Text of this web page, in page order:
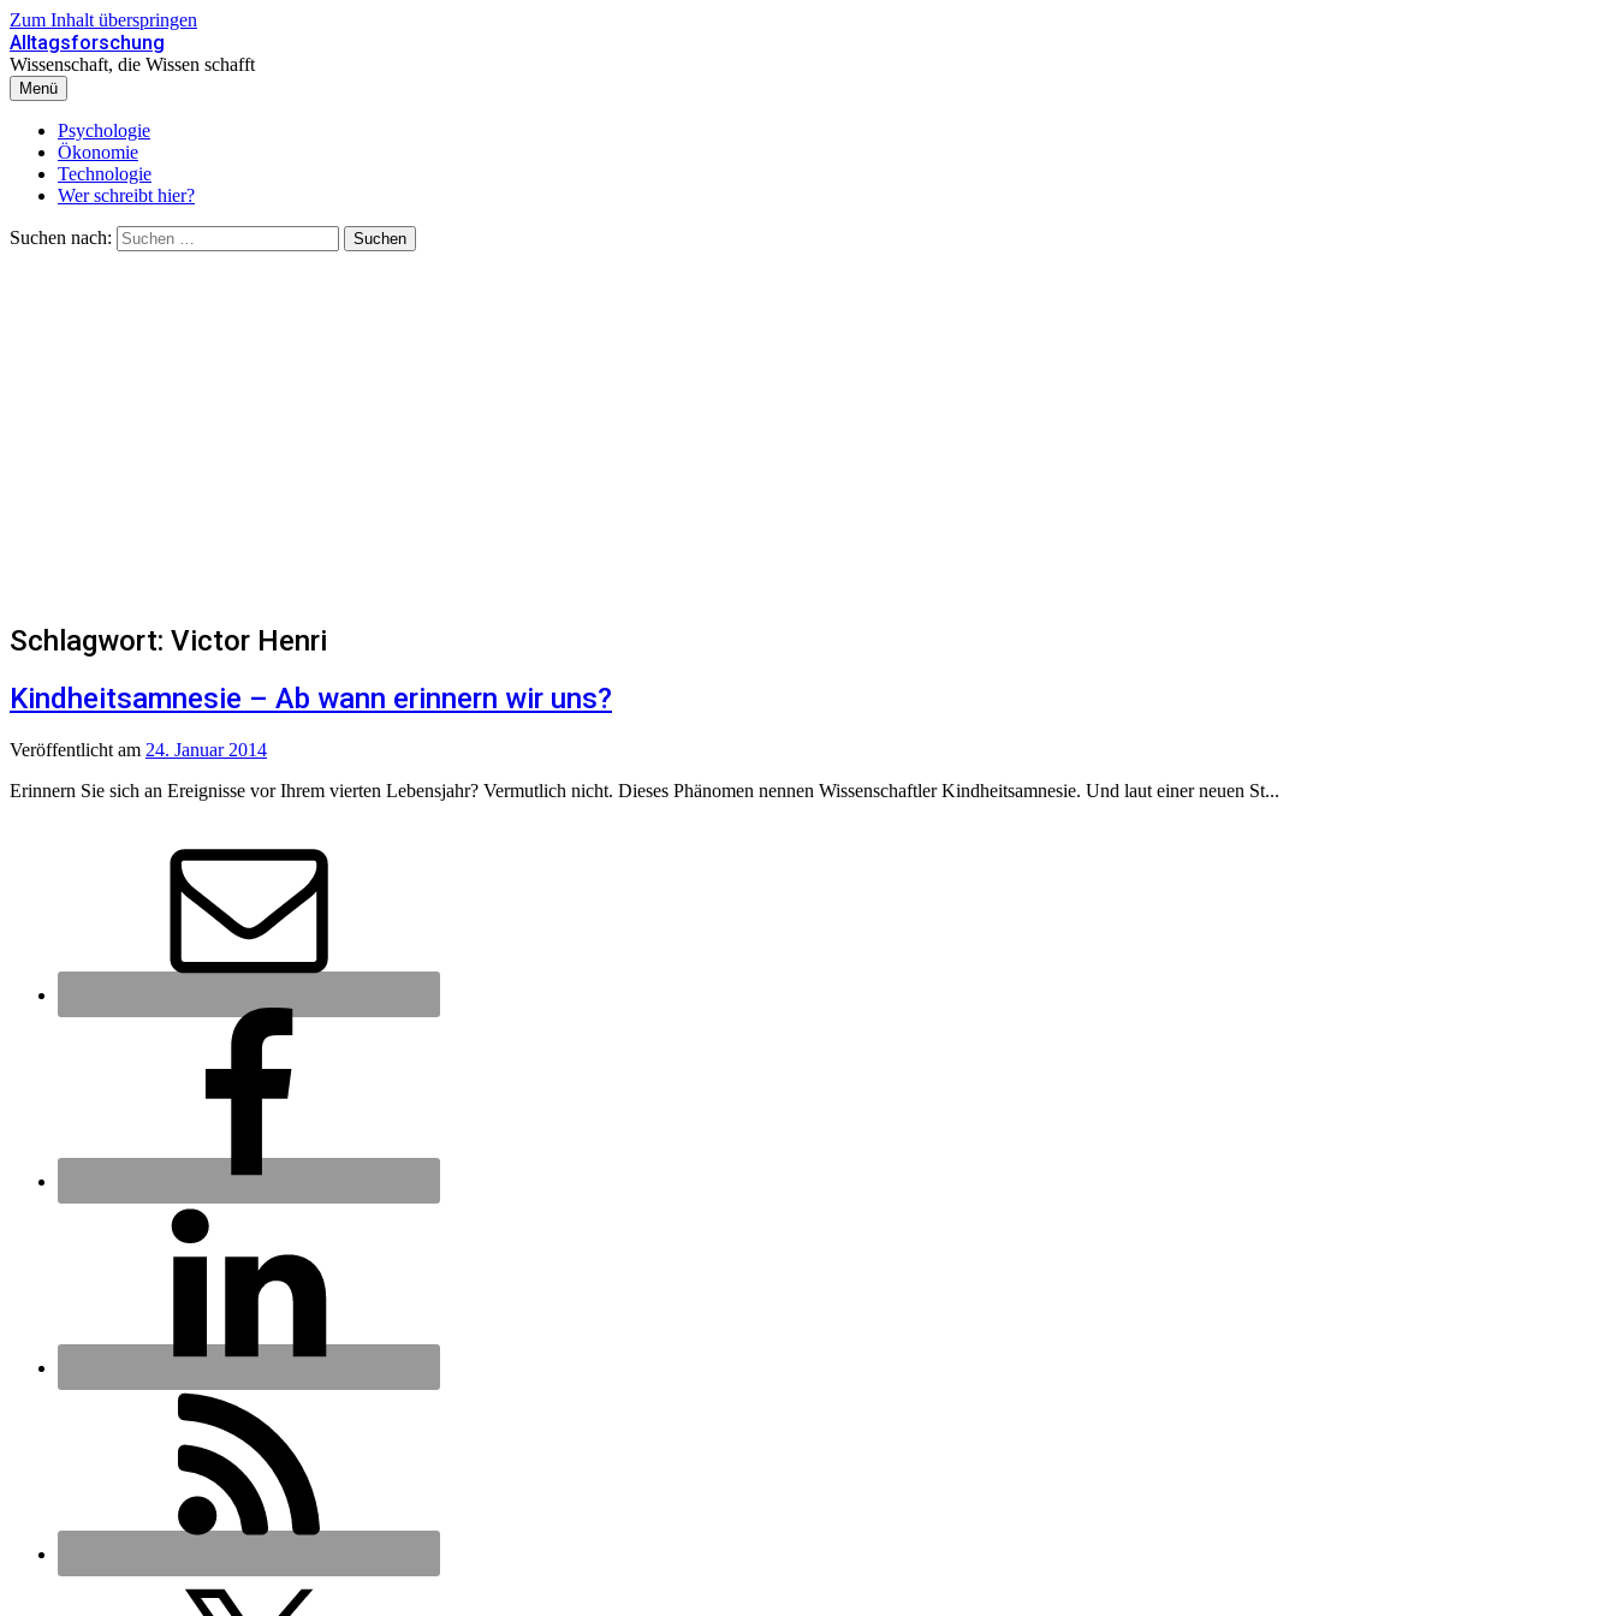
Zum Inhalt überspringen
Alltagsforschung
Wissenschaft, die Wissen schafft
Menü
Psychologie
Ökonomie
Technologie
Wer schreibt hier?
Suchen nach:
Schlagwort: Victor Henri
Kindheitsamnesie – Ab wann erinnern wir uns?
Veröffentlicht am 24. Januar 2014
Erinnern Sie sich an Ereignisse vor Ihrem vierten Lebensjahr? Vermutlich nicht. Dieses Phänomen nennen Wissenschaftler Kindheitsamnesie. Und laut einer neuen St...